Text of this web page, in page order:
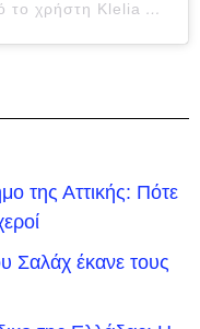
Η δημοσίευση κοινοποιήθηκε από το χρήστη Klelia Andriolatou (@klelia_andriolatou)
της Αττικής: Πότε
Σαλάχ έκανε τους